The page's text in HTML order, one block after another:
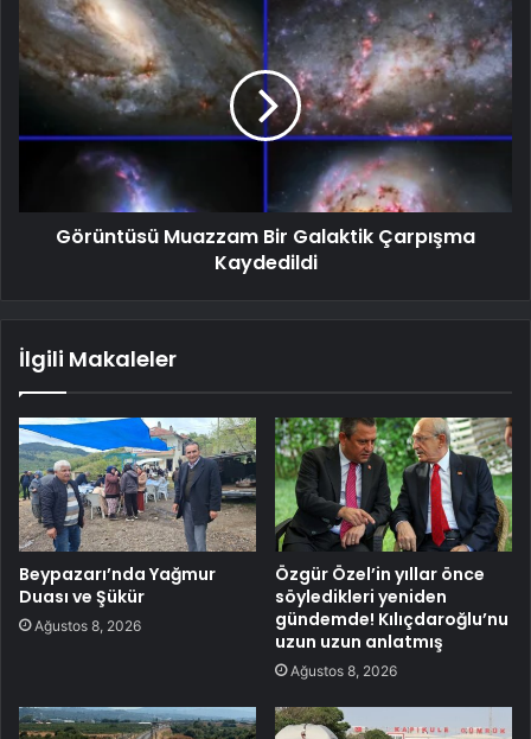
Görüntüsü Muazzam Bir Galaktik Çarpışma
Kaydedildi
İlgili Makaleler
Beypazarı’nda Yağmur
Duası ve Şükür
Ağustos 8, 2026
Özgür Özel’in yıllar önce
söyledikleri yeniden
gündemde! Kılıçdaroğlu’nu
uzun uzun anlatmış
Ağustos 8, 2026